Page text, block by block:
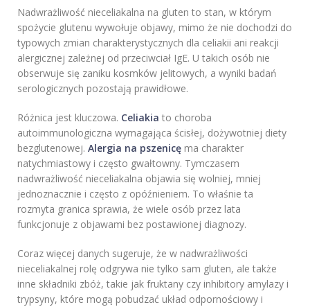
Nadwrażliwość nieceliakalna na gluten to stan, w którym
spożycie glutenu wywołuje objawy, mimo że nie dochodzi do
typowych zmian charakterystycznych dla celiakii ani reakcji
alergicznej zależnej od przeciwciał IgE. U takich osób nie
obserwuje się zaniku kosmków jelitowych, a wyniki badań
serologicznych pozostają prawidłowe.
Różnica jest kluczowa. Celiakia to choroba
autoimmunologiczna wymagająca ścisłej, dożywotniej diety
bezglutenowej. Alergia na pszenicę ma charakter
natychmiastowy i często gwałtowny. Tymczasem
nadwrażliwość nieceliakalna objawia się wolniej, mniej
jednoznacznie i często z opóźnieniem. To właśnie ta
rozmyta granica sprawia, że wiele osób przez lata
funkcjonuje z objawami bez postawionej diagnozy.
Coraz więcej danych sugeruje, że w nadwrażliwości
nieceliakalnej rolę odgrywa nie tylko sam gluten, ale także
inne składniki zbóż, takie jak fruktany czy inhibitory amylazy i
trypsyny, które mogą pobudzać układ odpornościowy i